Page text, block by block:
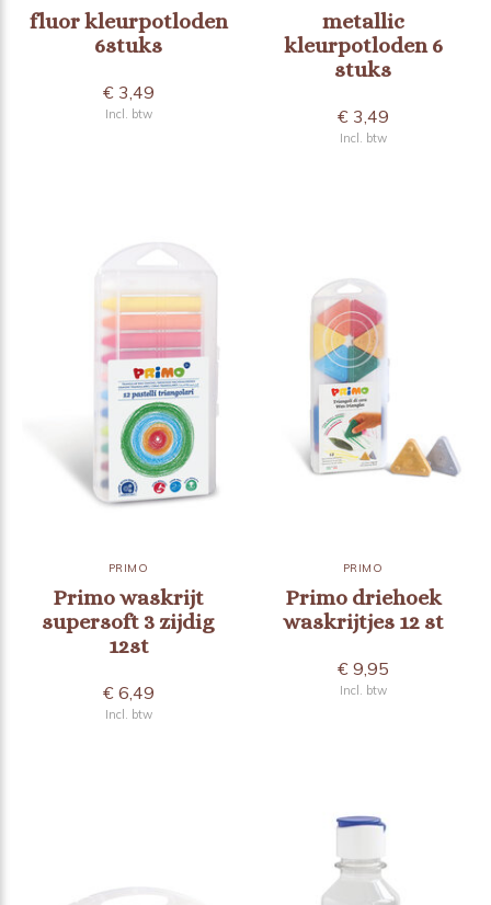
fluor kleurpotloden
6stuks
€ 3,49
Incl. btw
metallic
kleurpotloden 6
stuks
€ 3,49
Incl. btw
PRIMO
Primo waskrijt
supersoft 3 zijdig
12st
€ 6,49
Incl. btw
PRIMO
Primo driehoek
waskrijtjes 12 st
€ 9,95
Incl. btw